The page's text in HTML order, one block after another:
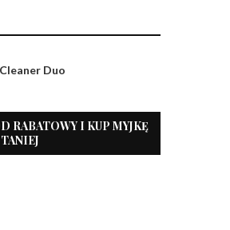
Duo
RABATOWY I KUP MYJKĘ